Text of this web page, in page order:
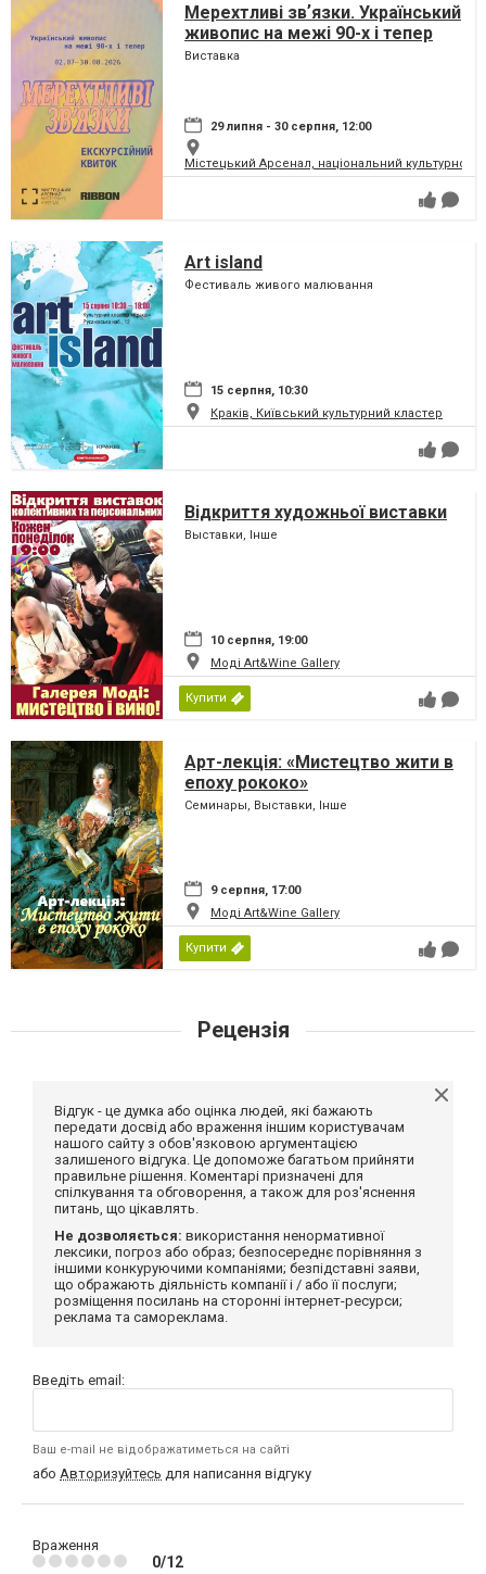
Мерехтливі звʼязки. Український
живопис на межі 90-х і тепер
Виставка
29 липня - 30 серпня, 12:00
Містецький Арсенал, національний культурно-
Art island
Фестиваль живого малювання
15 серпня, 10:30
Краків, Київський культурний кластер
Відкриття художньої виставки
Выставки, Інше
10 серпня, 19:00
Моді Art&Wine Gallery
Купити
Арт-лекція: «Мистецтво жити в
епоху рококо»
Семинары, Выставки, Інше
9 серпня, 17:00
Моді Art&Wine Gallery
Купити
Рецензія
Відгук - це думка або оцінка людей, які бажають
передати досвід або враження іншим користувачам
нашого сайту з обов'язковою аргументацією
залишеного відгука. Це допоможе багатьом прийняти
правильне рішення. Коментарі призначені для
спілкування та обговорення, а також для роз'яснення
питань, що цікавлять.
Не дозволяється: використання ненормативної
лексики, погроз або образ; безпосереднє порівняння з
іншими конкуруючими компаніями; безпідставні заяви,
що ображають діяльність компанії і / або її послуги;
розміщення посилань на сторонні інтернет-ресурси;
реклама та самореклама.
Введіть email:
Ваш e-mail не відображатиметься на сайті
або Авторизуйтесь для написання відгуку
Враження
0/12